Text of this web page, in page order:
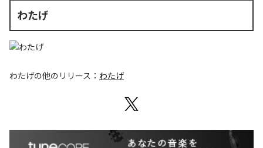
わたげ
わたげの他のリリース： わたげ